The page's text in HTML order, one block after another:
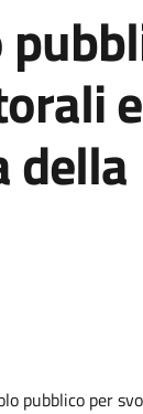
e
della
pubblico per